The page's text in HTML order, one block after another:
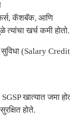
,कॅशबॅक, आणि
त्यांचा खर्च कमी होतो.
(Salary Credit
SGSPखात्यात जमा
होते.